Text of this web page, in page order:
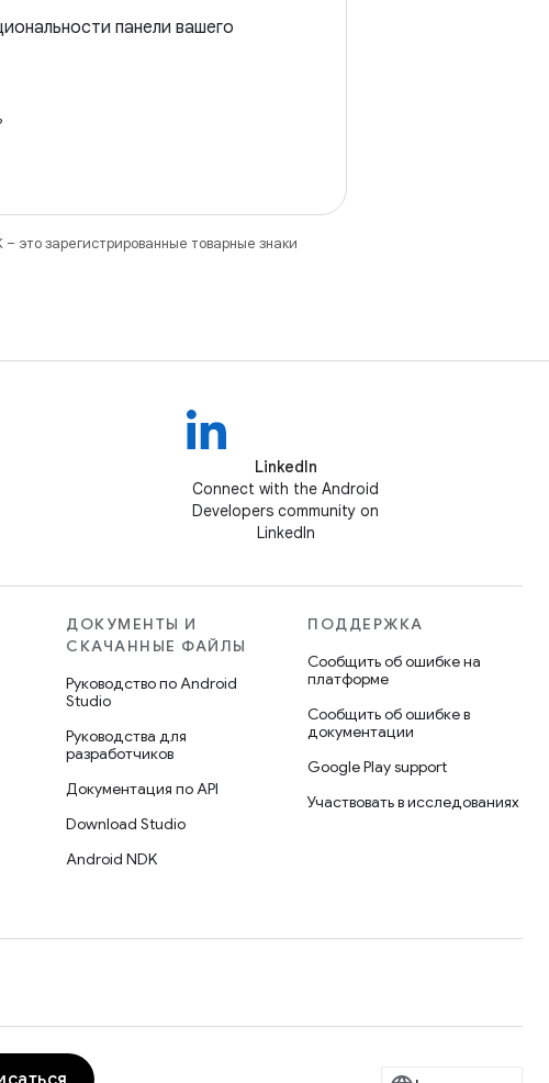
панели вашего
– это зарегистрированные товарные знаки
LinkedIn
Connect with the Android
Developers community on
LinkedIn
ДОКУМЕНТЫ И
СКАЧАННЫЕ ФАЙЛЫ
Руководство по Android
Studio
Руководства для
разработчиков
Документация по API
Download Studio
Android NDK
ПОДДЕРЖКА
Сообщить об ошибке на
платформе
Сообщить об ошибке в
документации
Google Play support
Участвовать в исследованиях